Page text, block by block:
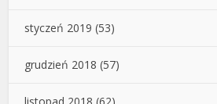
styczeń 2019 (53)
grudzień 2018 (57)